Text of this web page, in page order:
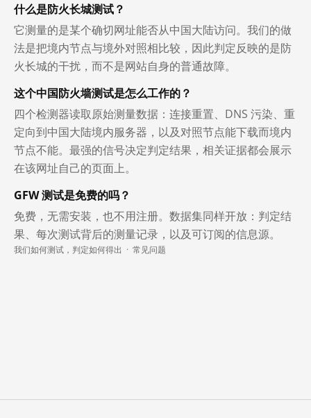
什么是防火长城测试？
它测量的是某个确切网址能否从中国大陆访问。我们的做
法是把境内节点与境外对照相比较，因此判定反映的是防
火长城的干扰，而不是网站自身的普通故障。
这个中国防火墙测试是怎么工作的？
四个检测器读取原始测量数据：连接重置、DNS 污染、重
定向到中国大陆境内服务器，以及对照节点能下载而境内
节点不能。最强的信号决定判定结果，相关证据都会展示
在该网址自己的页面上。
GFW 测试是免费的吗？
免费，无需安装，也不用注册。数据集同样开放：判定结
果、每次测试背后的测量记录，以及可订阅的信息源。
我们如何测试，判定如何得出 · 常见问题